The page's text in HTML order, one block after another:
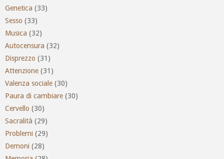
Genetica (33)
Sesso (33)
Musica (32)
Autocensura (32)
Disprezzo (31)
Attenzione (31)
Valenza sociale (30)
Paura di cambiare (30)
Cervello (30)
Sacralità (29)
Problemi (29)
Demoni (28)